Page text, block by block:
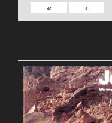
›
»